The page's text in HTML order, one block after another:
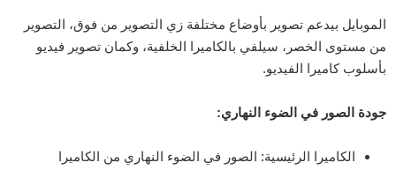
الموبايل بيدعم تصوير بأوضاع مختلفة زي التصوير من فوق، التصوير
من مستوى الخصر، سيلفي بالكاميرا الخلفية، وكمان تصوير فيديو
بأسلوب كاميرا الفيديو.
جودة الصور في الضوء النهاري:
الكاميرا الرئيسية: الصور في الضوء النهاري من الكاميرا